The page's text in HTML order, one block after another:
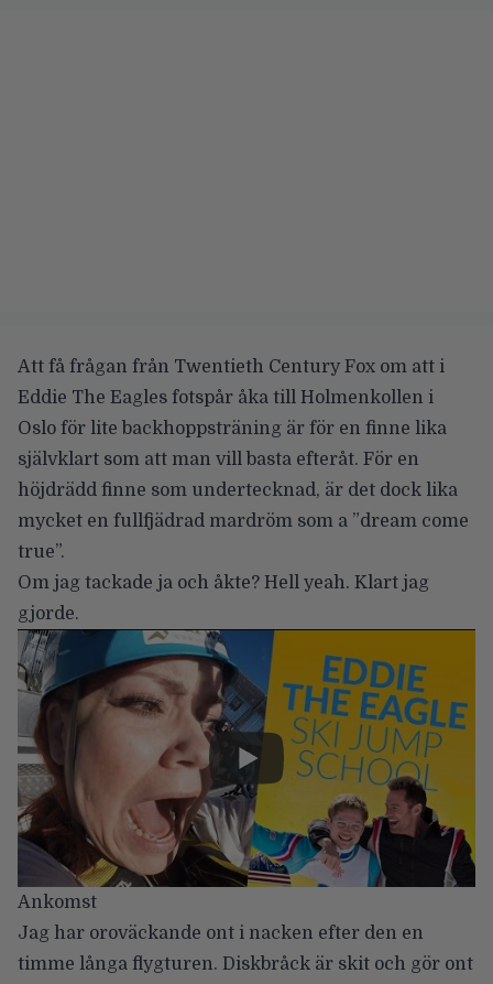
Att få frågan från Twentieth Century Fox om att i
Eddie The Eagles fotspår åka till Holmenkollen i
Oslo för lite backhoppsträning är för en finne lika
självklart som att man vill basta efteråt. För en
höjdrädd finne som undertecknad, är det dock lika
mycket en fullfjädrad mardröm som a ”dream come
true”.
Om jag tackade ja och åkte? Hell yeah. Klart jag
gjorde.
Ankomst
Jag har oroväckande ont i nacken efter den en
timme långa flygturen. Diskbråck är skit och gör ont